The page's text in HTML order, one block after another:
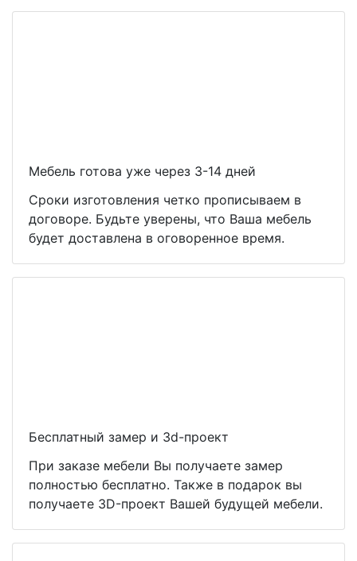
Мебель готова уже через 3-14 дней
Сроки изготовления четко прописываем в
договоре. Будьте уверены, что Ваша мебель
будет доставлена в оговоренное время.
Бесплатный замер и 3d-проект
При заказе мебели Вы получаете замер
полностью бесплатно. Также в подарок вы
получаете 3D-проект Вашей будущей мебели.